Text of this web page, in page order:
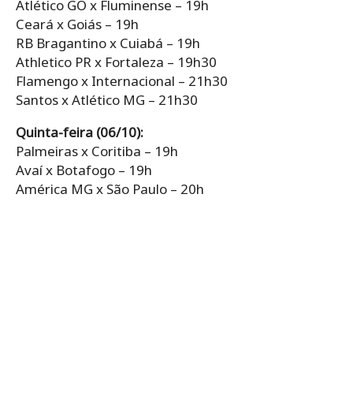
Atlético GO x Fluminense – 19h
Ceará x Goiás – 19h
RB Bragantino x Cuiabá – 19h
Athletico PR x Fortaleza – 19h30
Flamengo x Internacional – 21h30
Santos x Atlético MG – 21h30
Quinta-feira (06/10):
Palmeiras x Coritiba – 19h
Avaí x Botafogo – 19h
América MG x São Paulo – 20h